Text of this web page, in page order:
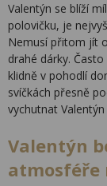
Valentýn se blíží
polovičku, je
Nemusí přitom jít
drahé dárky.
klidně v pohodlí
svíčkách přesně
vychutnat
Valentýn
atmosféře